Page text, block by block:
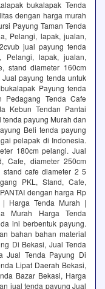
bukalapak Tenda
dengan harga murah
Payung Taman Tenda
Pelangi, lapak, jualan,
jual payung tenda
Pelangi, lapak, jualan,
stand diameter 160cm
payung tenda untuk
Payung tenda
Tenda Cafe
Kebun Tendan Pantai
payung Murah dan
Beli tenda payung
pelapak di Indonesia.
180cm pelangi. Jual
Cafe, diameter 250cm
cafe diameter 2 5
PKL, Stand, Cafe,
dengan harga Rp
Harga Tenda Murah |
Murah Harga Tenda
ini berbentuk payung.
bahan bahan material
Di Bekasi, Jual Tenda
Jual Tenda Payung Di
Lipat Daerah Bekasi,
Bazar Bekasi, Harga
jual tenda payung Jual